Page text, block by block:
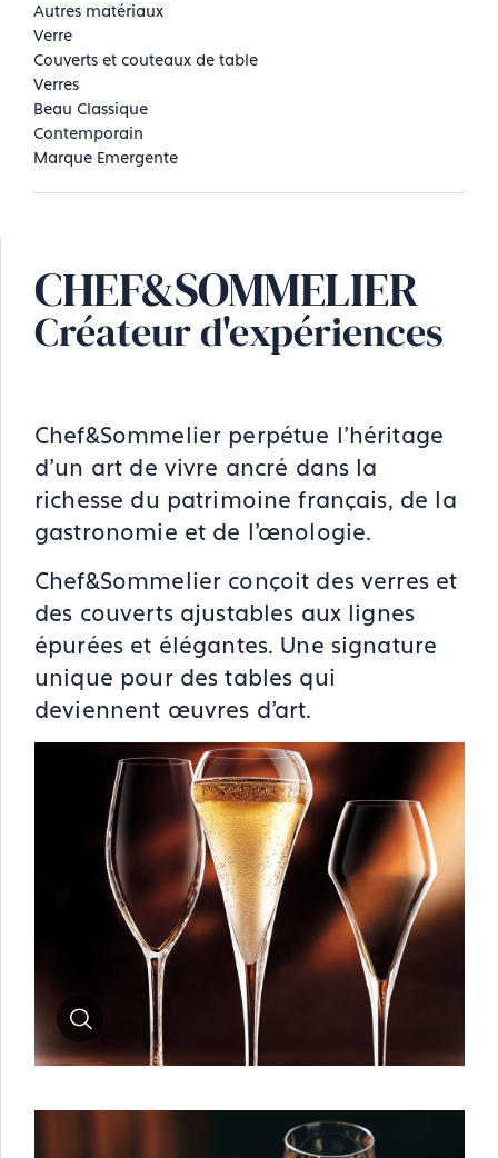
Autres matériaux
Verre
Couverts et couteaux de table
Verres
Beau Classique
Contemporain
Marque Emergente
CHEF&SOMMELIER
Créateur d'expériences
Chef&Sommelier perpétue l’héritage
d’un art de vivre ancré dans la
richesse du patrimoine français, de la
gastronomie et de l’œnologie.
Chef&Sommelier conçoit des verres et
des couverts ajustables aux lignes
épurées et élégantes. Une signature
unique pour des tables qui
deviennent œuvres d’art.
Zoom